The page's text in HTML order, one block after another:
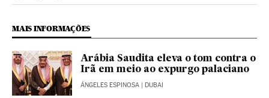
MAIS INFORMAÇÕES
Arábia Saudita eleva o tom contra o
Irã em meio ao expurgo palaciano
ÁNGELES ESPINOSA | DUBAI